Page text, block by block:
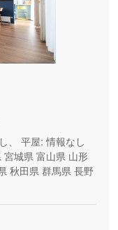
、 平屋: 情報なし
宮城県 富山県 山形
秋田県 群馬県 長野